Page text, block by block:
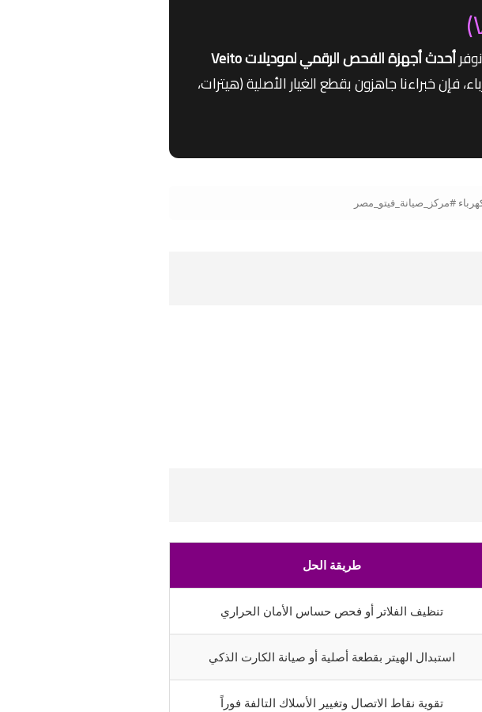
أحدث أجهزة الفحص الرقمي لموديلات Veito
خبراءنا جاهزون بقطع الغيار الأصلية (هيترات،
طريقة الحل
تنظيف الفلاتر أو فحص حساس الأمان الحراري
استبدال الهيتر بقطعة أصلية أو صيانة الكارت الذكي
تقوية نقاط الاتصال وتغيير الأسلاك التالفة فوراً